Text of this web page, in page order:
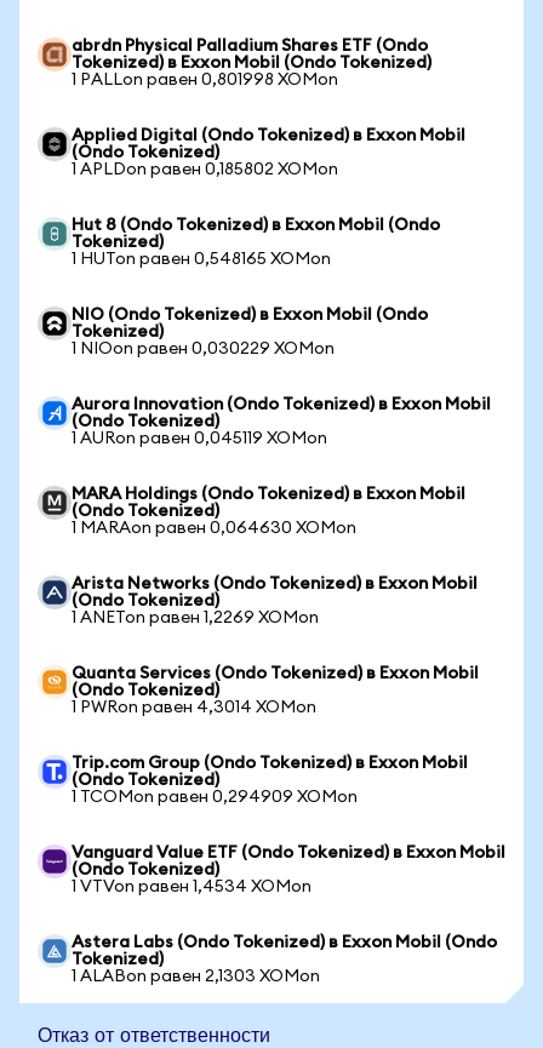
abrdn Physical Palladium Shares ETF (Ondo
Tokenized) в Exxon Mobil (Ondo Tokenized)
1 PALLon равен 0,801998 XOMon
Applied Digital (Ondo Tokenized) в Exxon Mobil
(Ondo Tokenized)
1 APLDon равен 0,185802 XOMon
Hut 8 (Ondo Tokenized) в Exxon Mobil (Ondo
Tokenized)
1 HUTon равен 0,548165 XOMon
NIO (Ondo Tokenized) в Exxon Mobil (Ondo
Tokenized)
1 NIOon равен 0,030229 XOMon
Aurora Innovation (Ondo Tokenized) в Exxon Mobil
(Ondo Tokenized)
1 AURon равен 0,045119 XOMon
MARA Holdings (Ondo Tokenized) в Exxon Mobil
(Ondo Tokenized)
1 MARAon равен 0,064630 XOMon
Arista Networks (Ondo Tokenized) в Exxon Mobil
(Ondo Tokenized)
1 ANETon равен 1,2269 XOMon
Quanta Services (Ondo Tokenized) в Exxon Mobil
(Ondo Tokenized)
1 PWRon равен 4,3014 XOMon
Trip.com Group (Ondo Tokenized) в Exxon Mobil
(Ondo Tokenized)
1 TCOMon равен 0,294909 XOMon
Vanguard Value ETF (Ondo Tokenized) в Exxon Mobil
(Ondo Tokenized)
1 VTVon равен 1,4534 XOMon
Astera Labs (Ondo Tokenized) в Exxon Mobil (Ondo
Tokenized)
1 ALABon равен 2,1303 XOMon
Отказ от ответственности